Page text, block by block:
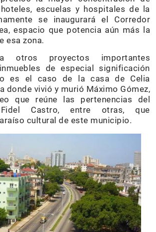
escuelas y hospitales de la
se inaugurará el Corredor
espacio que potencia aún más la
esa zona.
otros proyectos importantes
de especial significación
es el caso de la casa de Celia
donde vivió y murió Máximo Gómez,
que reúne las pertenencias del
Fidel Castro, entre otras, que
cultural de este municipio.